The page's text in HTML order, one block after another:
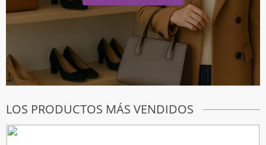
LOS PRODUCTOS MÁS VENDIDOS